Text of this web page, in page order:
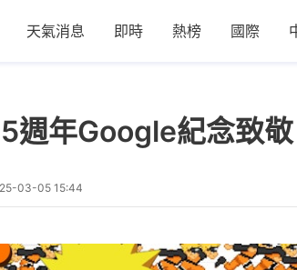
天氣消息 即時 熱榜 國際
週年Google紀念致
03-05 15:44